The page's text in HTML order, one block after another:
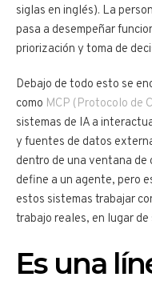
siglas en inglés). La
pasa a desempeñar
priorización y toma de
Debajo de todo esto se
como MCP (Protocolo de
sistemas de IA a
y fuentes de datos
dentro de una ventana de
define a un agente, pero
estos sistemas trabajar
trabajo reales, en lugar
Es una